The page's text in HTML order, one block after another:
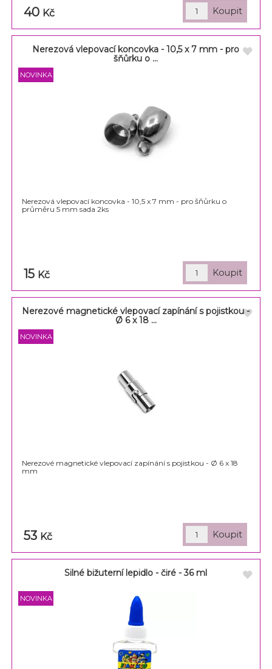
40 Kč
Nerezová vlepovací koncovka - 10,5 x 7 mm - pro
šňůrku o ...
Nerezová vlepovací koncovka - 10,5 x 7 mm - pro šňůrku o
průměru 5 mm sada 2ks
15 Kč
Nerezové magnetické vlepovací zapínání s pojistkou -
Ø 6 x 18 ...
Nerezové magnetické vlepovací zapínání s pojistkou - Ø 6 x 18
mm
53 Kč
Silné bižuterní lepidlo - čiré - 36 ml